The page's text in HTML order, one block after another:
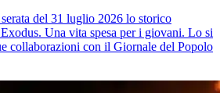
del 31 luglio 2026 lo storico
Una vita spesa per i giovani. Lo si
collaborazioni con il Giornale del Popolo